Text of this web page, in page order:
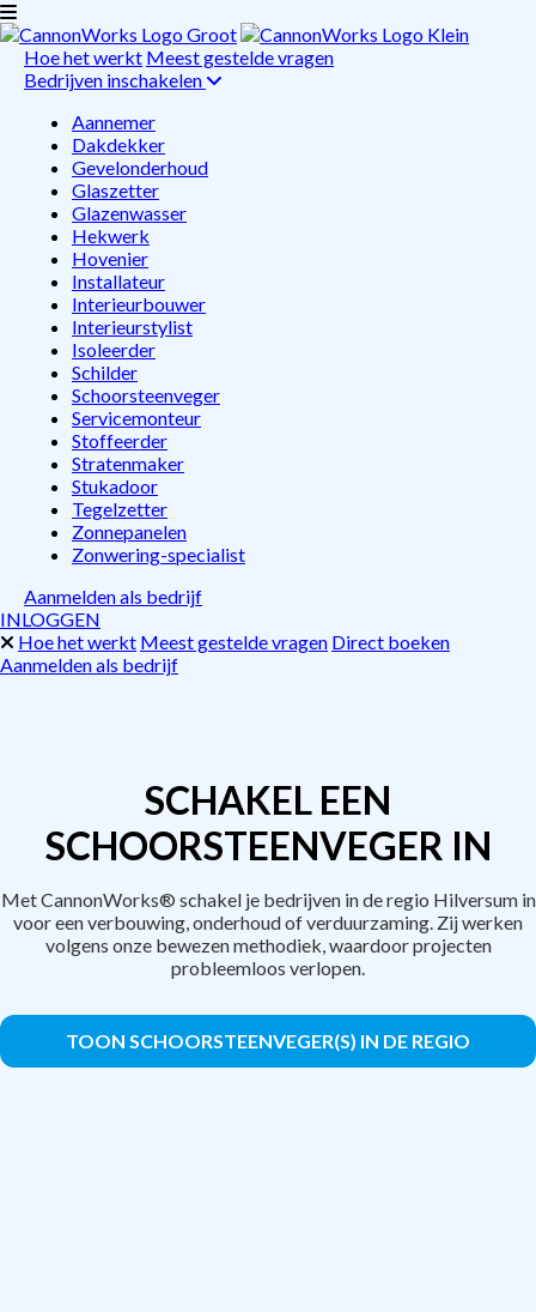
Hoe het werkt Meest gestelde vragen
Bedrijven inschakelen
Aannemer
Dakdekker
Gevelonderhoud
Glaszetter
Glazenwasser
Hekwerk
Hovenier
Installateur
Interieurbouwer
Interieurstylist
Isoleerder
Schilder
Schoorsteenveger
Servicemonteur
Stoffeerder
Stratenmaker
Stukadoor
Tegelzetter
Zonnepanelen
Zonwering-specialist
Aanmelden als bedrijf
INLOGGEN
Hoe het werkt Meest gestelde vragen Direct boeken
Aanmelden als bedrijf
SCHAKEL EEN
SCHOORSTEENVEGER IN
Met CannonWorks® schakel je bedrijven in de regio Hilversum in
voor een verbouwing, onderhoud of verduurzaming. Zij werken
volgens onze bewezen methodiek, waardoor projecten
probleemloos verlopen.
TOON SCHOORSTEENVEGER(S) IN DE REGIO